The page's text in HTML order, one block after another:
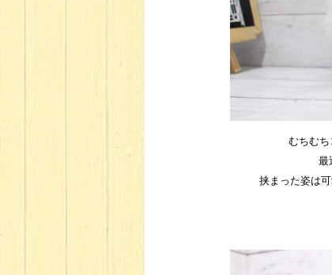
むちむ
最
挟まった姿は